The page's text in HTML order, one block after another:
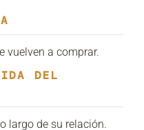
vuelven a comprar.
DEL
largo de su relación.